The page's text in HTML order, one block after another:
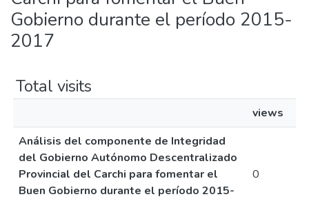
Gobierno durante el período 2015-
2017
Total visits
views
Análisis del componente de Integridad
del Gobierno Autónomo Descentralizado
Provincial del Carchi para fomentar el
Buen Gobierno durante el período 2015-
0